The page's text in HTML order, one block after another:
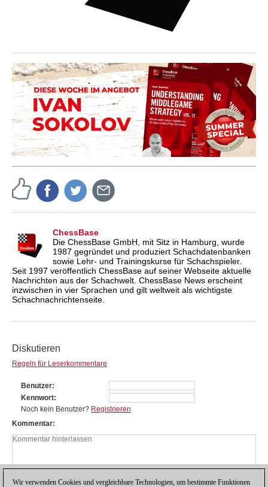
ChessBase
Die ChessBase GmbH, mit Sitz in Hamburg, wurde
1987 gegründet und produziert Schachdatenbanken
sowie Lehr- und Trainingskurse für Schachspieler.
Seit 1997 veröffentlich ChessBase auf seiner Webseite aktuelle
Nachrichten aus der Schachwelt. ChessBase News erscheint
inzwischen in vier Sprachen und gilt weltweit als wichtigste
Schachnachrichtenseite.
Diskutieren
Regeln für Leserkommentare
Benutzer
Kennwort
Noch kein Benutzer? Registrieren
Kommentar
Wir verwenden Cookies und vergleichbare Technologien, um bestimmte Funktionen